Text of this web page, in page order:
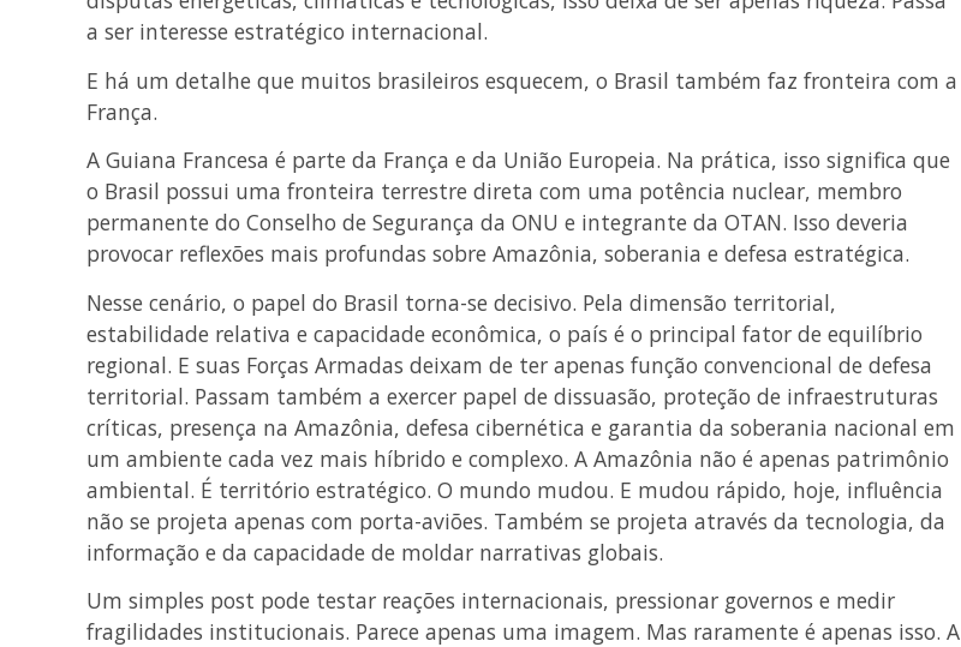
a ser interesse estratégico internacional.
E há um detalhe que muitos brasileiros esquecem, o Brasil também faz fronteira com a
França.
A Guiana Francesa é parte da França e da União Europeia. Na prática, isso significa que
o Brasil possui uma fronteira terrestre direta com uma potência nuclear, membro
permanente do Conselho de Segurança da ONU e integrante da OTAN. Isso deveria
provocar reflexões mais profundas sobre Amazônia, soberania e defesa estratégica.
Nesse cenário, o papel do Brasil torna-se decisivo. Pela dimensão territorial,
estabilidade relativa e capacidade econômica, o país é o principal fator de equilíbrio
regional. E suas Forças Armadas deixam de ter apenas função convencional de defesa
territorial. Passam também a exercer papel de dissuasão, proteção de infraestruturas
críticas, presença na Amazônia, defesa cibernética e garantia da soberania nacional em
um ambiente cada vez mais híbrido e complexo. A Amazônia não é apenas patrimônio
ambiental. É território estratégico. O mundo mudou. E mudou rápido, hoje, influência
não se projeta apenas com porta-aviões. Também se projeta através da tecnologia, da
informação e da capacidade de moldar narrativas globais.
Um simples post pode testar reações internacionais, pressionar governos e medir
fragilidades institucionais. Parece apenas uma imagem. Mas raramente é apenas isso. A